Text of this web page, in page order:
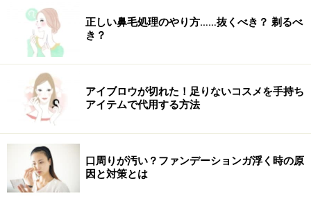
正しい鼻毛処理のやり方……抜くべき？ 剃るべ
き？
アイブロウが切れた！足りないコスメを手持ち
アイテムで代用する方法
口周りが汚い？ファンデーションガ浮く時の原
因と対策とは